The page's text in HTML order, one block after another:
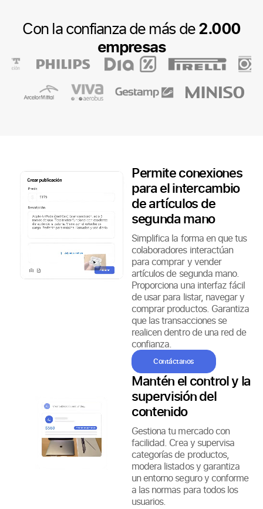
Con la confianza de más de2.000
empresas
Permite conexiones
para el intercambio
de artículos de
segunda mano
Simplifica la forma en que tus
colaboradores interactúan
para comprar y vender
artículos de segunda mano.
Proporciona una interfaz fácil
de usar para listar, navegar y
comprar productos. Garantiza
que las transacciones se
realicen dentro de una red de
confianza.
Contáctanos
Mantén el control y la
supervisión del
contenido
Gestiona tu mercado con
facilidad. Crea y supervisa
categorías de productos,
modera listados y garantiza
un entorno seguro y conforme
a las normas para todos los
usuarios.